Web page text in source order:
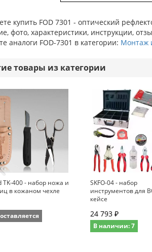
купить FOD 7301 - оптический
фото, характеристики, инструкции,
аналоги FOD-7301 в категории: Монтаж
товары из категории
TK-400 - набор ножа и
в кожаном чехле
SKFO-04 - набор
инструментов для
кейсе
24 793 ₽
В наличии: 7